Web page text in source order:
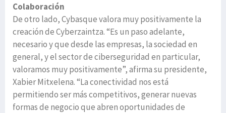
Colaboración
De otro lado, Cybasque valora muy positivamente la
creación de Cyberzaintza. “Es un paso adelante,
necesario y que desde las empresas, la sociedad en
general, y el sector de ciberseguridad en particular,
valoramos muy positivamente”, afirma su presidente,
Xabier Mitxelena. “La conectividad nos está
permitiendo ser más competitivos, generar nuevas
formas de negocio que abren oportunidades de